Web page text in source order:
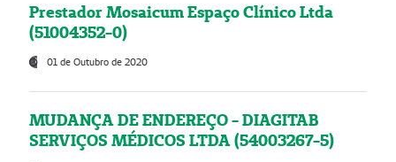
Prestador Mosaicum Espaço Clínico Ltda
(51004352-0)
01 de Outubro de 2020
MUDANÇA DE ENDEREÇO - DIAGITAB
SERVIÇOS MÉDICOS LTDA (54003267-5)